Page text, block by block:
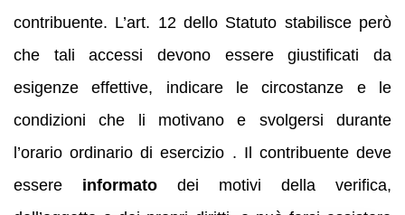
contribuente. L’art. 12 dello Statuto stabilisce però
che tali accessi devono essere giustificati da
esigenze effettive, indicare le circostanze e le
condizioni che li motivano e svolgersi durante
l’orario ordinario di esercizio . Il contribuente deve
essere informato dei motivi della verifica,